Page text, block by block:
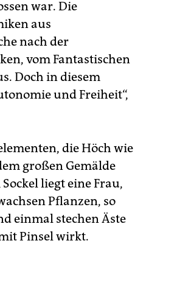
war. Die
aus
nach der
vom Fantastischen
Doch in diesem
und Freiheit“,
die Höch wie
großen Gemälde
liegt eine Frau,
Pflanzen, so
einmal stechen Äste
Pinsel wirkt.